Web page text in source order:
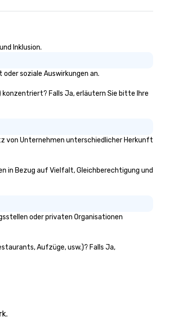
Inklusion.
soziale Auswirkungen an.
konzentriert? Falls Ja, erläutern Sie bitte Ihre
von Unternehmen unterschiedlicher Herkunft
in Bezug auf Vielfalt, Gleichberechtigung und
oder privaten Organisationen
Aufzüge, usw.)? Falls Ja,